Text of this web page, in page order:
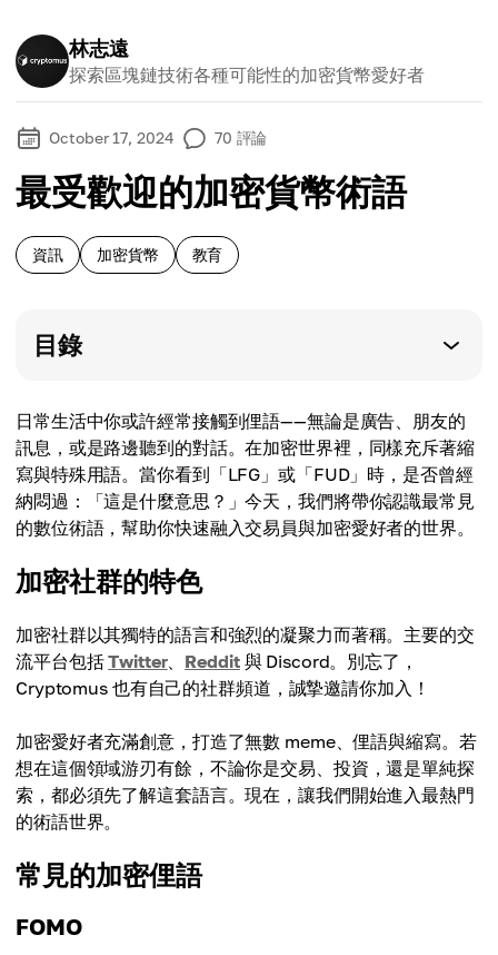
林志遠
探索區塊鏈技術各種可能性的加密貨幣愛好者
October 17, 2024 70 評論
最受歡迎的加密貨幣術語
資訊 加密貨幣 教育
目錄
日常生活中你或許經常接觸到俚語——無論是廣告、朋友的
訊息，或是路邊聽到的對話。在加密世界裡，同樣充斥著縮
寫與特殊用語。當你看到「LFG」或「FUD」時，是否曾經
納悶過：「這是什麼意思？」今天，我們將帶你認識最常見
的數位術語，幫助你快速融入交易員與加密愛好者的世界。
加密社群的特色
加密社群以其獨特的語言和強烈的凝聚力而著稱。主要的交
流平台包括Twitter、 Reddit與 Discord。別忘了，
Cryptomus 也有自己的社群頻道，誠摯邀請你加入！
加密愛好者充滿創意，打造了無數 meme、俚語與縮寫。若
想在這個領域游刃有餘，不論你是交易、投資，還是單純探
索，都必須先了解這套語言。現在，讓我們開始進入最熱門
的術語世界。
常見的加密俚語
FOMO